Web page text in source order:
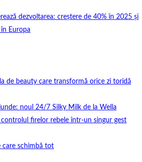
dezvoltarea: creștere de 40% în 2025 și
Europa
de beauty care transformă orice zi toridă
noul 24/7 Silky Milk de la Wella
controlul firelor rebele într-un singur gest
care schimbă tot